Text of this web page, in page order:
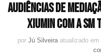
Audiências de
Xiumin com a
por Jú Silveira atualizado em